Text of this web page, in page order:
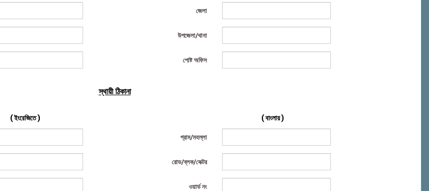
জেলা
উপজেলা/থানা
পোষ্ট অফিস
স্থায়ী ঠিকানা
( ইংরেজিতে ) ( বাংলায় )
গ্রাম/মহল্লা
রোড/ব্লক/সেক্টর
ওয়ার্ড নং